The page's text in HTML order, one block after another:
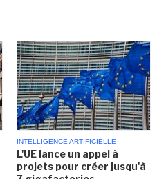
INTELLIGENCE ARTIFICIELLE
L'UE lance un appel à
projets pour créer jusqu'à